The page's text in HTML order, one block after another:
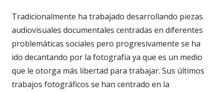
Tradicionalmente ha trabajado desarrollando piezas
audiovisuales documentales centradas en diferentes
problemáticas sociales pero progresivamente se ha
ido decantando por la fotografía ya que es un medio
que le otorga más libertad para trabajar. Sus últimos
trabajos fotográficos se han centrado en la